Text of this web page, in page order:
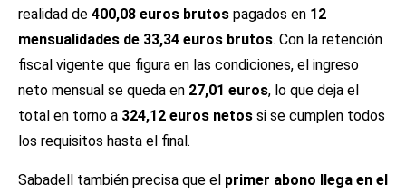
realidad de 400,08 euros brutos pagados en 12
mensualidades de 33,34 euros brutos. Con la retención
fiscal vigente que figura en las condiciones, el ingreso
neto mensual se queda en 27,01 euros, lo que deja el
total en torno a 324,12 euros netos si se cumplen todos
los requisitos hasta el final.
Sabadell también precisa que el primer abono llega en el